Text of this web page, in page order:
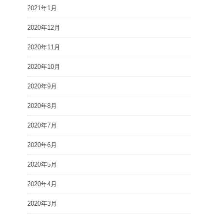
2021年1月
2020年12月
2020年11月
2020年10月
2020年9月
2020年8月
2020年7月
2020年6月
2020年5月
2020年4月
2020年3月